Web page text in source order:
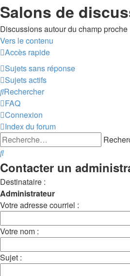
Salons de
Discussions autour du champ proche
Vers le contenu
Accès rapide
Sujets sans réponse
Sujets actifs
Rechercher
FAQ
Connexion
Index du forum
Rechercher
Contacter un
Destinataire :
Administrateur
Votre adresse courriel :
Votre nom :
Sujet :